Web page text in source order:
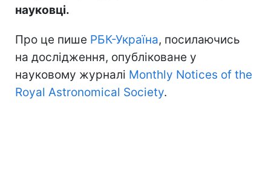
науковці.
Про це пише РБК-Україна, посилаючись
на дослідження, опубліковане у
науковому журналі Monthly Notices of the
Royal Astronomical Society.